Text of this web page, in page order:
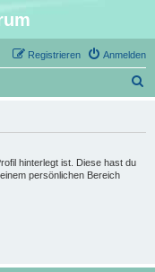
Anmelden
Registrieren
hinterlegt ist. Diese hast du
persönlichen Bereich